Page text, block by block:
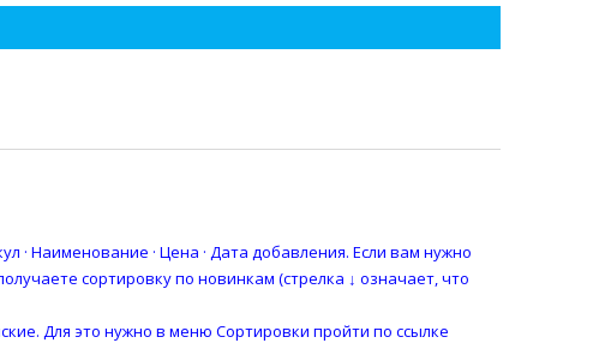
· Наименование · Цена · Дата добавления. Если вам нужно
сортировку по новинкам (стрелка ↓ означает, что
Для это нужно в меню Сортировки пройти по ссылке